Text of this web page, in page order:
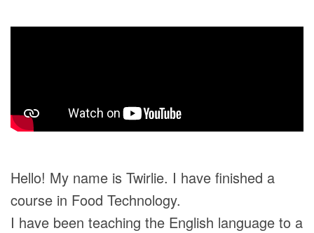
Hello! My name is Twirlie. I have finished a
course in Food Technology.
I have been teaching the English language to a